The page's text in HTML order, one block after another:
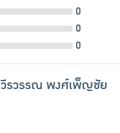
0
0
0
วีรวรรณ พงศ์เพ็ญชัย